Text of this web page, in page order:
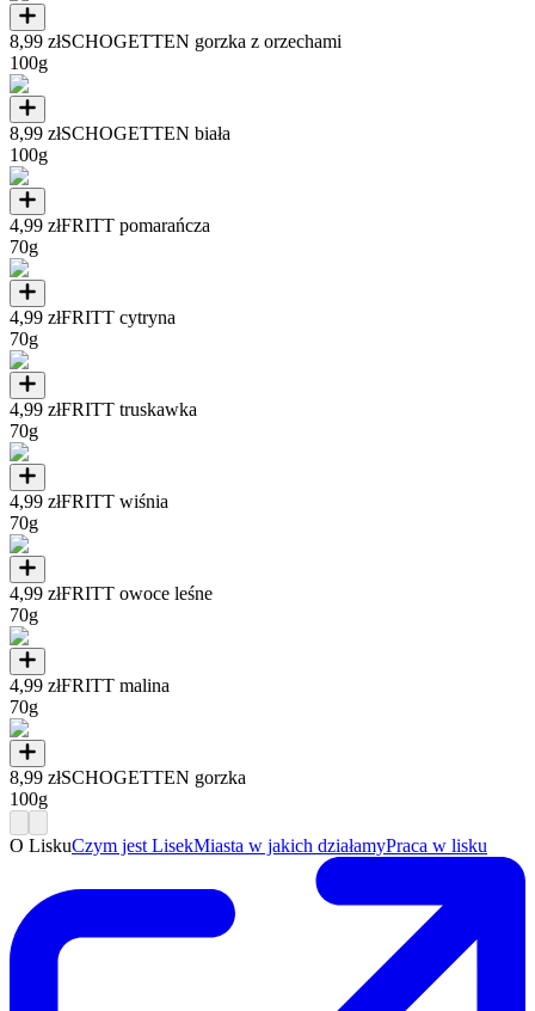
8,99 złSCHOGETTEN gorzka z orzechami
100g
8,99 złSCHOGETTEN biała
100g
4,99 złFRITT pomarańcza
70g
4,99 złFRITT cytryna
70g
4,99 złFRITT truskawka
70g
4,99 złFRITT wiśnia
70g
4,99 złFRITT owoce leśne
70g
4,99 złFRITT malina
70g
8,99 złSCHOGETTEN gorzka
100g
O LiskuCzym jest LisekMiasta w jakich działamyPraca w lisku